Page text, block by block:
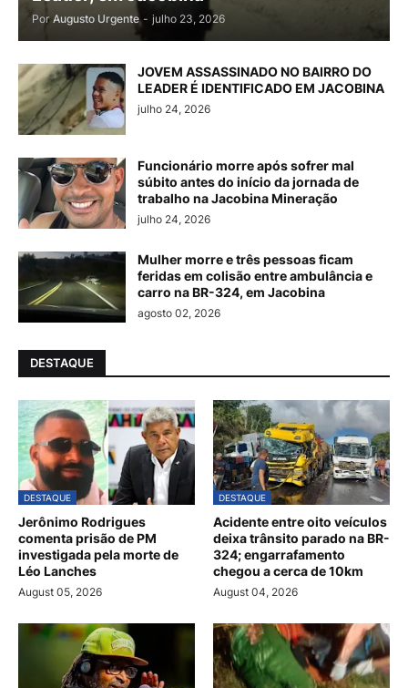
Por Augusto Urgente - julho 23, 2026
JOVEM ASSASSINADO NO BAIRRO DO
LEADER É IDENTIFICADO EM JACOBINA
julho 24, 2026
Funcionário morre após sofrer mal
súbito antes do início da jornada de
trabalho na Jacobina Mineração
julho 24, 2026
Mulher morre e três pessoas ficam
feridas em colisão entre ambulância e
carro na BR-324, em Jacobina
agosto 02, 2026
DESTAQUE
DESTAQUE
Jerônimo Rodrigues
comenta prisão de PM
investigada pela morte de
Léo Lanches
August 05, 2026
DESTAQUE
Acidente entre oito veículos
deixa trânsito parado na BR-
324; engarrafamento
chegou a cerca de 10km
August 04, 2026